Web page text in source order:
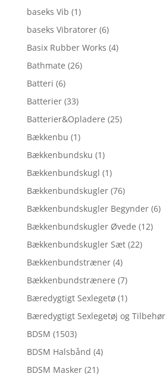
baseks Vib (1)
baseks Vibratorer (6)
Basix Rubber Works (4)
Bathmate (26)
Batteri (6)
Batterier (33)
Batterier&Opladere (25)
Bækkenbu (1)
Bækkenbundsku (1)
Bækkenbundskugl (1)
Bækkenbundskugler (76)
Bækkenbundskugler Begynder (6)
Bækkenbundskugler Øvede (12)
Bækkenbundskugler Sæt (22)
Bækkenbundstræner (4)
Bækkenbundstrænere (7)
Bæredygtigt Sexlegetø (1)
Bæredygtigt Sexlegetøj og Tilbehør
BDSM (1503)
BDSM Halsbånd (4)
BDSM Masker (21)